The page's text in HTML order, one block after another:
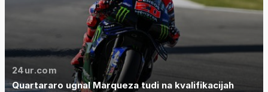
24ur.com
Quartararo ugnal Marqueza tudi na kvalifikacijah